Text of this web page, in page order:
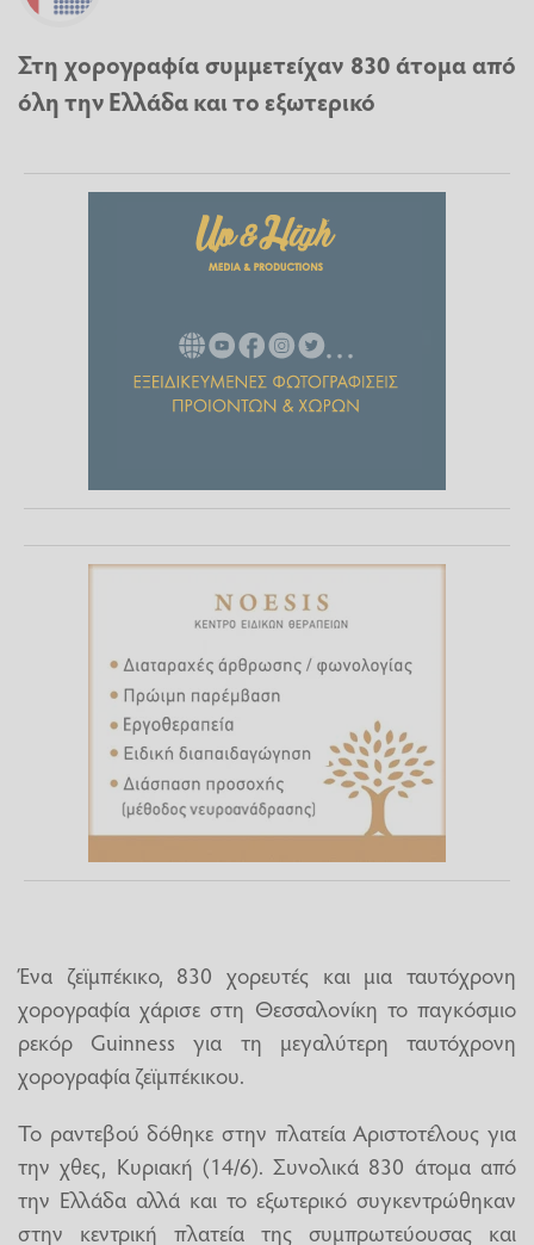
Στη χορογραφία συμμετείχαν 830 άτομα από
όλη την Ελλάδα και το εξωτερικό
Ένα ζεϊμπέκικο, 830 χορευτές και μια ταυτόχρονη
χορογραφία χάρισε στη Θεσσαλονίκη το παγκόσμιο
ρεκόρ Guinness για τη μεγαλύτερη ταυτόχρονη
χορογραφία ζεϊμπέκικου.
Το ραντεβού δόθηκε στην πλατεία Αριστοτέλους για
την χθες, Κυριακή (14/6). Συνολικά 830 άτομα από
την Ελλάδα αλλά και το εξωτερικό συγκεντρώθηκαν
στην κεντρική πλατεία της συμπρωτεύουσας και